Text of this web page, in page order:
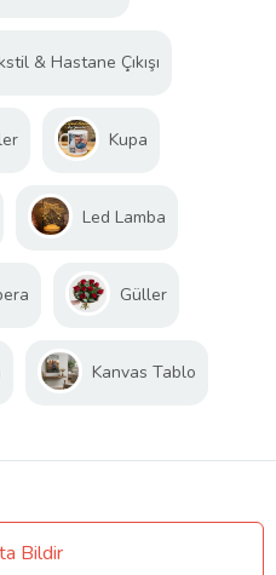
& Hastane Çıkışı
Kupa
Led Lamba
Güller
Kanvas Tablo
Bildir